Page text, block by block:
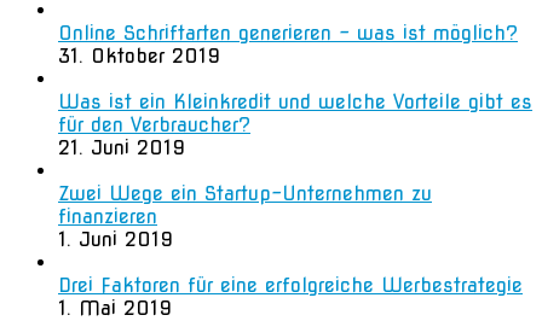
Online Schriftarten generieren – was ist möglich?
31. Oktober 2019
Was ist ein Kleinkredit und welche Vorteile gibt es
für den Verbraucher?
21. Juni 2019
Zwei Wege ein Startup-Unternehmen zu
finanzieren
1. Juni 2019
Drei Faktoren für eine erfolgreiche Werbestrategie
1. Mai 2019